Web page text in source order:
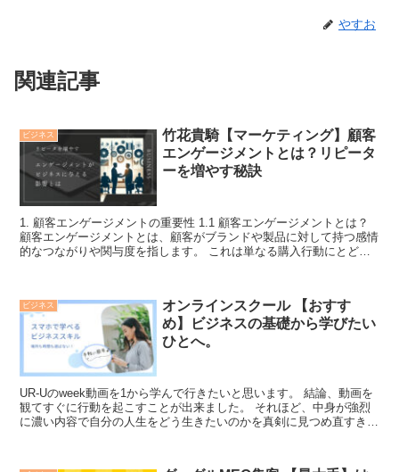
やすお
関連記事
ビジネス
竹花貴騎【マーケティング】顧客
エンゲージメントとは？リピータ
ーを増やす秘訣
1. 顧客エンゲージメントの重要性 1.1 顧客エンゲージメントとは？
顧客エンゲージメントとは、顧客がブランドや製品に対して持つ感情
的なつながりや関与度を指します。 これは単なる購入行動にとどま
ビジネス
オンラインスクール 【おすす
め】ビジネスの基礎から学びたい
ひとへ。
UR-Uのweek動画を1から学んで行きたいと思います。 結論、動画を
観てすぐに行動を起こすことが出来ました。 それほど、中身が強烈
に濃い内容で自分の人生をどう生きたいのかを真剣に見つめ直すきっ